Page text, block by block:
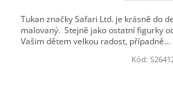
Tukan značky Safari Ltd. je krásně do
malovaný. Stejně jako ostatní figurky
Vašim dětem velkou radost, případně...
Kód: